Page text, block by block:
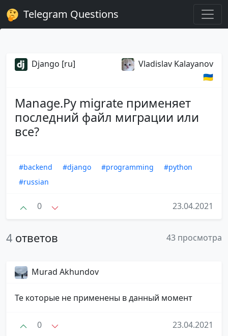
Telegram Questions
Django [ru]
Vladislav Kalayanov
🇺🇦
Manage.Py migrate применяет
последний файл миграции или
все?
#backend #django #programming
#python
#russian
0 23.04.2021
4 ответов 43 просмотра
Murad Akhundov
Те которые не применены в данный момент
0 23.04.2021